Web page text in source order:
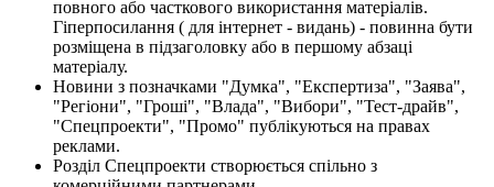
повного або часткового використання матеріалів.
Гіперпосилання ( для інтернет - видань) - повинна бути
розміщена в підзаголовку або в першому абзаці
матеріалу.
Новини з позначками "Думка", "Експертиза", "Заява",
"Регіони", "Гроші", "Влада", "Вибори", "Тест-драйв",
"Спецпроекти", "Промо" публікуються на правах
реклами.
Розділ Спецпроекти створюється спільно з